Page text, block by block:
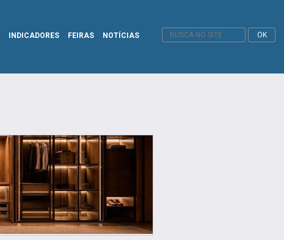
INDICADORES FEIRAS NOTÍCIAS